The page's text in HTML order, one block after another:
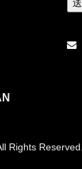
Rights Reserved.